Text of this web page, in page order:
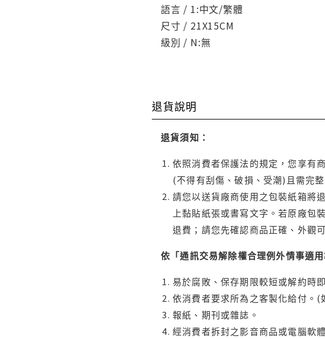
語言 / 1:中文/繁體
尺寸 / 21X15CM
級別 / N:無
退貨說明
退貨須知：
依照消費者保護法的規定，您享有
(不得有刮傷、破損、受潮)且需完
請您以送貨廠商使用之包裝紙箱將
上黏貼紙張或書寫文字。若原廠
退費；請您先確認商品正確、外觀
依「通訊交易解除權合理例外情事適
易於腐敗、保存期限較短或解約時
依消費者要求所為之客製化給付。(
報紙、期刊或雜誌。
經消費者拆封之影音商品或電腦軟體